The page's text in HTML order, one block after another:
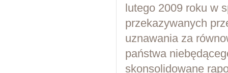
lutego 2009 roku w
przekazywanych
uznawania za
państwa
skonsolidowane